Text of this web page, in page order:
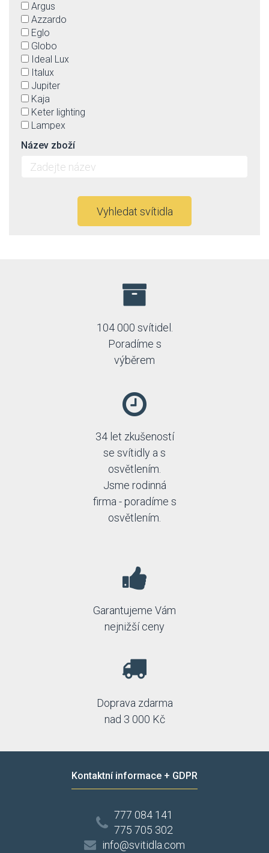
Argus
Azzardo
Eglo
Globo
Ideal Lux
Italux
Jupiter
Kaja
Keter lighting
Lampex
Linealight
Lucide
Luminex
Název zboží
Vyhledat svítidla
104 000 svítidel.
Poradíme s
výběrem
34 let zkušeností
se svítidly a s
osvětlením.
Jsme rodinná
firma - poradíme s
osvětlením.
Garantujeme Vám
nejnižší ceny
Doprava zdarma
nad 3 000 Kč
Kontaktní informace + GDPR
777 084 141
775 705 302
info@svitidla.com